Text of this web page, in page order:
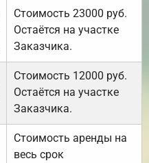
Стоимость 23000 руб.
Остаётся на участке
Заказчика.
Стоимость 12000 руб.
Остаётся на участке
Заказчика.
Стоимость аренды на
весь срок